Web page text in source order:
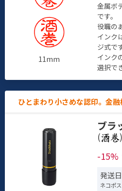
11mm
金属ボ
です。
役職の
インク
ジ式で
インク
選択で
ひとまわり小さめな認印。金
ブラ
(
)
-15%
発送
ネコポ